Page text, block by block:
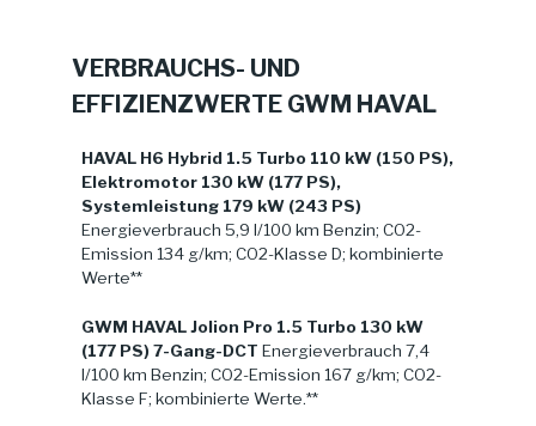
VERBRAUCHS- UND
EFFIZIENZWERTE GWM HAVAL
HAVAL H6 Hybrid 1.5 Turbo 110 kW (150 PS),
Elektromotor 130 kW (177 PS),
Systemleistung 179 kW (243 PS)
Energieverbrauch 5,9 l/100 km Benzin; CO2-
Emission 134 g/km; CO2-Klasse D; kombinierte
Werte**
GWM HAVAL Jolion Pro 1.5 Turbo 130 kW
(177 PS) 7-Gang-DCT Energieverbrauch 7,4
l/100 km Benzin; CO2-Emission 167 g/km; CO2-
Klasse F; kombinierte Werte.**